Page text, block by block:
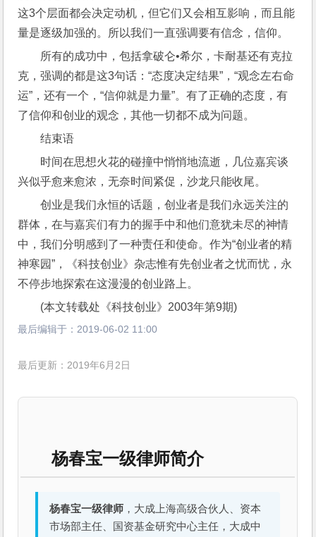
这3个层面都会决定动机，但它们又会相互影响，而且能
量是逐级加强的。所以我们一直强调要有信念，信仰。
所有的成功中，包括拿破仑•希尔，卡耐基还有克拉
克，强调的都是这3句话：“态度决定结果”，“观念左右命
运”，还有一个，“信仰就是力量”。有了正确的态度，有
了信仰和创业的观念，其他一切都不成为问题。
结束语
时间在思想火花的碰撞中悄悄地流逝，几位嘉宾谈
兴似乎愈来愈浓，无奈时间紧促，沙龙只能收尾。
创业是我们永恒的话题，创业者是我们永远关注的
群体，在与嘉宾们有力的握手中和他们意犹未尽的神情
中，我们分明感到了一种责任和使命。作为“创业者的精
神寒园”，《科技创业》杂志惟有先创业者之忧而忧，永
不停步地探索在这漫漫的创业路上。
(本文转载处《科技创业》2003年第9期)
最后编辑于： 2019-06-02 11:00
最后更新：2019年6月2日
杨春宝一级律师简介
杨春宝一级律师 ，大成上海高级合伙人、资本
市场部主任、国资基金研究中心主任，大成中